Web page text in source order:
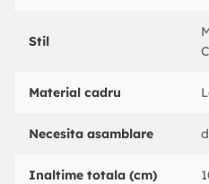
Stil
Material cadru
Necesita asamblare
Inaltime totala (cm)